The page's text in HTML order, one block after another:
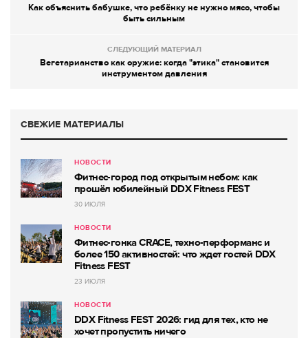
Как объяснить бабушке, что ребёнку не нужно мясо, чтобы
быть сильным
СЛЕДУЮЩИЙ МАТЕРИАЛ
Вегетарианство как оружие: когда "этика" становится
инструментом давления
СВЕЖИЕ МАТЕРИАЛЫ
НОВОСТИ
Фитнес-город под открытым небом: как
прошёл юбилейный DDX Fitness FEST
30 ИЮЛЯ
НОВОСТИ
Фитнес-гонка CRACE, техно-перформанс и
более 150 активностей: что ждет гостей DDX
Fitness FEST
23 ИЮЛЯ
НОВОСТИ
DDX Fitness FEST 2026: гид для тех, кто не
хочет пропустить ничего